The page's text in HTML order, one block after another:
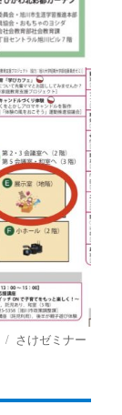
タ
さけゼミナー